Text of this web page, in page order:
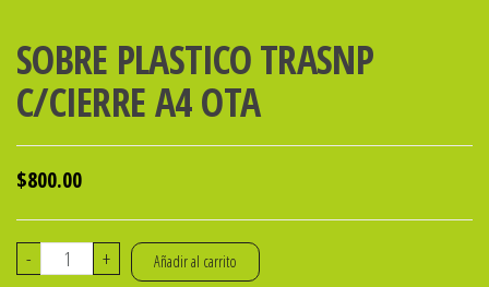
SOBRE PLASTICO TRASNP
C/CIERRE A4 OTA
$800.00
-
SOBRE
+ Añadir al carrito